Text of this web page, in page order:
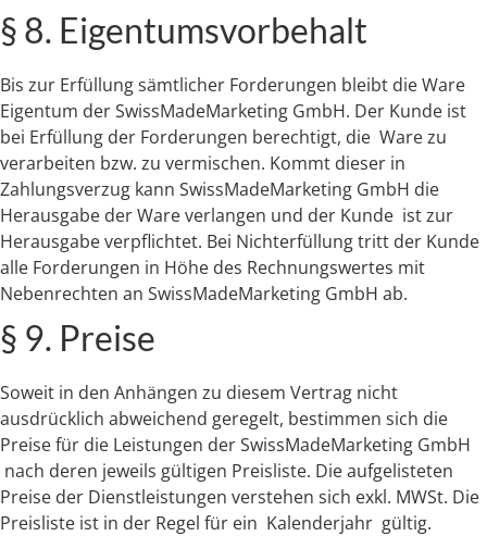
§ 8. Eigentumsvorbehalt
Bis zur Erfüllung sämtlicher Forderungen bleibt die Ware
Eigentum der SwissMadeMarketing GmbH. Der Kunde ist
bei Erfüllung der Forderungen berechtigt, die Ware zu
verarbeiten bzw. zu vermischen. Kommt dieser in
Zahlungsverzug kann SwissMadeMarketing GmbH die
Herausgabe der Ware verlangen und der Kunde ist zur
Herausgabe verpflichtet. Bei Nichterfüllung tritt der Kunde
alle Forderungen in Höhe des Rechnungswertes mit
Nebenrechten an SwissMadeMarketing GmbH ab.
§ 9. Preise
Soweit in den Anhängen zu diesem Vertrag nicht
ausdrücklich abweichend geregelt, bestimmen sich die
Preise für die Leistungen der SwissMadeMarketing GmbH
nach deren jeweils gültigen Preisliste. Die aufgelisteten
Preise der Dienstleistungen verstehen sich exkl. MWSt. Die
Preisliste ist in der Regel für ein Kalenderjahr gültig.